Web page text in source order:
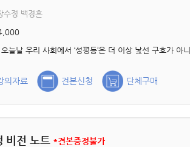
수정 백경흔
의자료 견본신청 단체구매
비전 노트 *견본증정불가